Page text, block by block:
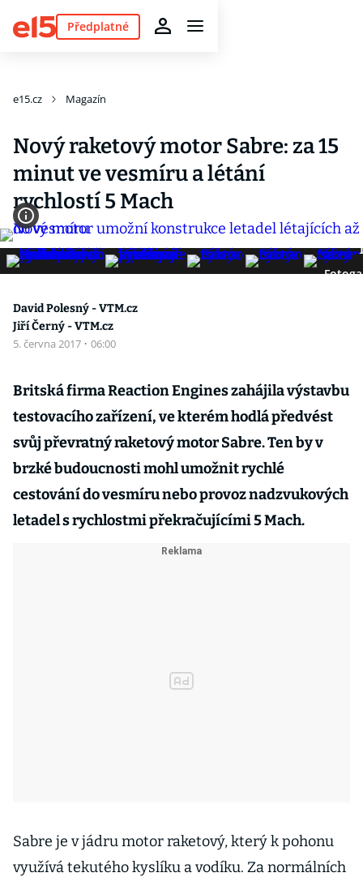
Předplatné
e15.cz Magazín
Nový raketový motor Sabre: za 15
minut ve vesmíru a létání
rychlostí 5 Mach
David Polesný - VTM.cz
Jiří Černý - VTM.cz
5. června 2017 · 06:00
Britská firma Reaction Engines zahájila výstavbu
testovacího zařízení, ve kterém hodlá předvést
svůj převratný raketový motor Sabre. Ten by v
brzké budoucnosti mohl umožnit rychlé
cestování do vesmíru nebo provoz nadzvukových
letadel s rychlostmi překračujícími 5 Mach.
Sabre je v jádru motor raketový, který k pohonu
využívá tekutého kyslíku a vodíku. Za normálních